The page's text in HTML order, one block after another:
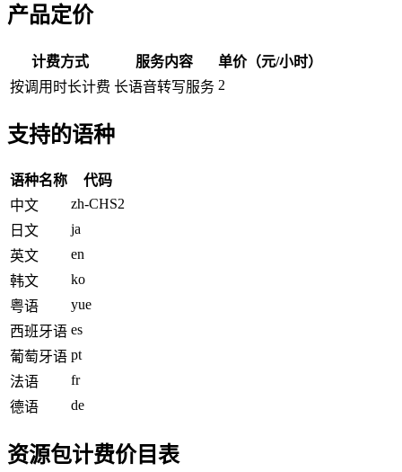
产品定价
计费方式 服务内容
单价（元/小时）
按调用时长计费 长语音转写服务 2
支持的语种
语种名称
代码
中文
zh-CHS2
日文
ja
英文
en
韩文
ko
粤语
yue
西班牙语 es
葡萄牙语 pt
法语
fr
德语
de
资源包计费价目表